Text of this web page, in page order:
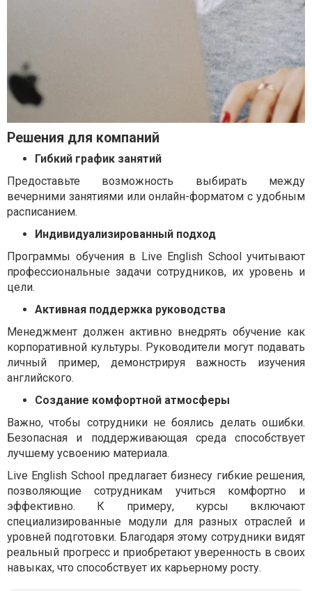
Решения для компаний
Гибкий график занятий
Предоставьте возможность выбирать между
вечерними занятиями или онлайн-форматом с удобным
расписанием.
Индивидуализированный подход
Программы обучения в Live English School учитывают
профессиональные задачи сотрудников, их уровень и
цели.
Активная поддержка руководства
Менеджмент должен активно внедрять обучение как
корпоративной культуры. Руководители могут подавать
личный пример, демонстрируя важность изучения
английского.
Создание комфортной атмосферы
Важно, чтобы сотрудники не боялись делать ошибки.
Безопасная и поддерживающая среда способствует
лучшему усвоению материала.
Live English School предлагает бизнесу гибкие решения,
позволяющие сотрудникам учиться комфортно и
эффективно. К примеру, курсы включают
специализированные модули для разных отраслей и
уровней подготовки. Благодаря этому сотрудники видят
реальный прогресс и приобретают уверенность в своих
навыках, что способствует их карьерному росту.